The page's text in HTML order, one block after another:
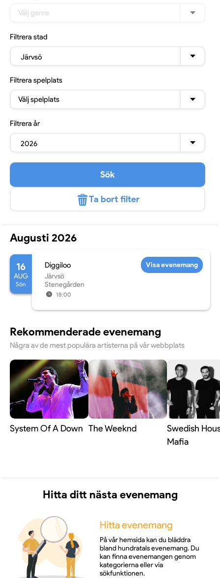
Välj genre
Filtrera stad
Järvsö
Filtrera spelplats
Välj spelplats
Filtrera år
2026
Sök
Ta bort filter
Augusti 2026
16
AUG
Sön
Diggiloo
Järvsö
Stenegården
18:00
Visa evenemang
Rekommenderade evenemang
Några av de mest populära artisterna på vår webbplats
System Of A Down The Weeknd
Swedish
Mafia
Hitta ditt nästa evenemang
Hitta evenemang
På vår hemsida kan du bläddra
bland hundratals evenemang. Du
kan finna evenemangen genom
kategorierna eller via
sökfunktionen.